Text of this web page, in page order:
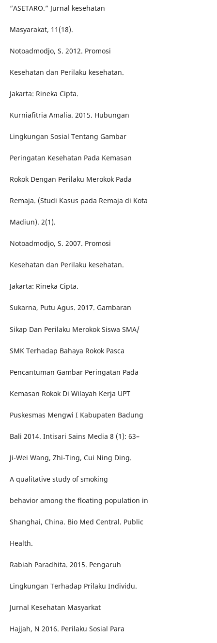
“ASETARO.” Jurnal kesehatan
Masyarakat, 11(18).
Notoadmodjo, S. 2012. Promosi
Kesehatan dan Perilaku kesehatan.
Jakarta: Rineka Cipta.
Kurniafitria Amalia. 2015. Hubungan
Lingkungan Sosial Tentang Gambar
Peringatan Kesehatan Pada Kemasan
Rokok Dengan Perilaku Merokok Pada
Remaja. (Studi Kasus pada Remaja di Kota
Madiun). 2(1).
Notoadmodjo, S. 2007. Promosi
Kesehatan dan Perilaku kesehatan.
Jakarta: Rineka Cipta.
Sukarna, Putu Agus. 2017. Gambaran
Sikap Dan Perilaku Merokok Siswa SMA/
SMK Terhadap Bahaya Rokok Pasca
Pencantuman Gambar Peringatan Pada
Kemasan Rokok Di Wilayah Kerja UPT
Puskesmas Mengwi I Kabupaten Badung
Bali 2014. Intisari Sains Media 8 (1): 63–
Ji-Wei Wang, Zhi-Ting, Cui Ning Ding.
A qualitative study of smoking
behavior among the floating population in
Shanghai, China. Bio Med Central. Public
Health.
Rabiah Paradhita. 2015. Pengaruh
Lingkungan Terhadap Prilaku Individu.
Jurnal Kesehatan Masyarkat
Hajjah, N 2016. Perilaku Sosial Para